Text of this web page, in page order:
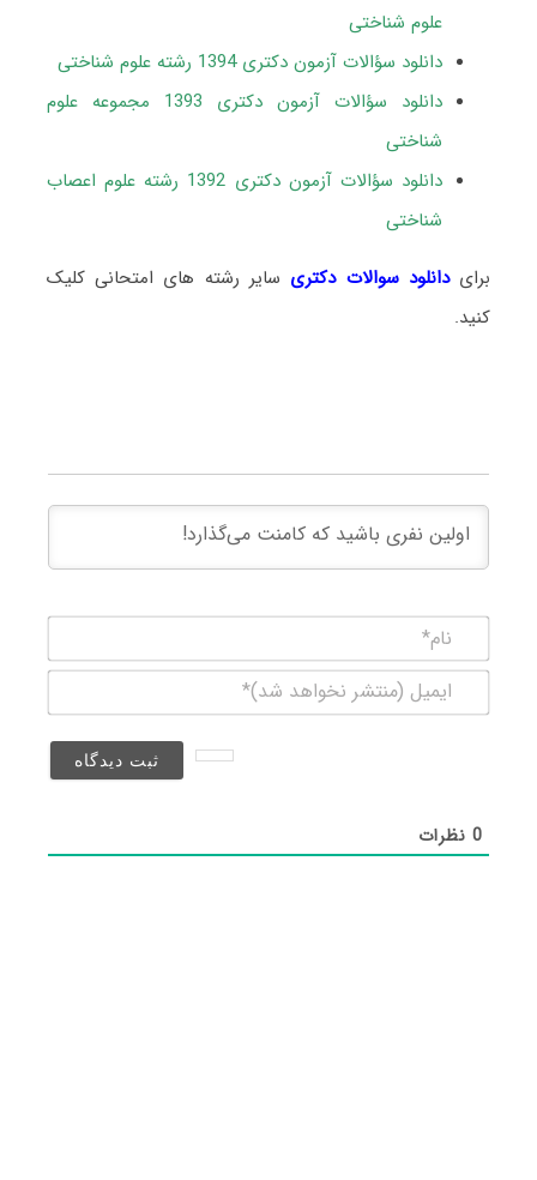
علوم شناختی
دانلود سؤالات آزمون دکتری 1394 رشته علوم شناختی
دانلود سؤالات آزمون دکتری 1393 مجموعه علوم
شناختی
دانلود سؤالات آزمون دکتری 1392 رشته علوم اعصاب
شناختی
برایدانلود سوالات دکتری سایر رشته های امتحانی کلیک
کنید.
(منتشر
0نظرات